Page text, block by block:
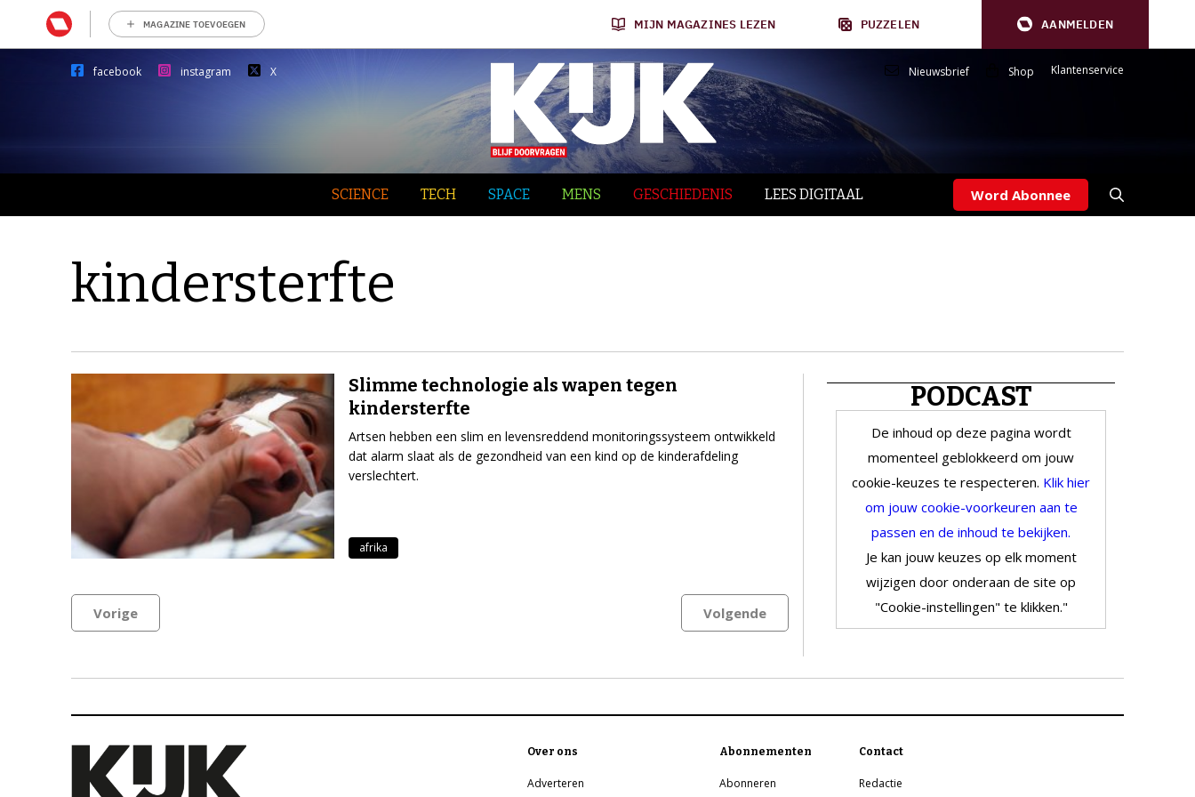
MAGAZINE TOEVOEGEN MIJN MAGAZINES LEZEN PUZZELEN AANMELDEN
facebook instagram X Nieuwsbrief Shop Klantenservice
SCIENCE TECH SPACE MENS GESCHIEDENIS LEES DIGITAAL Word Abonnee
kindersterfte
Slimme technologie als wapen tegen
kindersterfte
Artsen hebben een slim en levensreddend monitoringssysteem ontwikkeld
dat alarm slaat als de gezondheid van een kind op de kinderafdeling
verslechtert.
afrika
Vorige Volgende
PODCAST
De inhoud op deze pagina wordt
momenteel geblokkeerd om jouw
cookie-keuzes te respecteren. Klik hier
om jouw cookie-voorkeuren aan te
passen en de inhoud te bekijken.
Je kan jouw keuzes op elk moment
wijzigen door onderaan de site op
"Cookie-instellingen" te klikken."
Over ons
Adverteren
Abonnementen
Abonneren
Contact
Redactie